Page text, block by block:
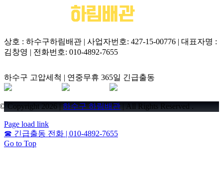
상호 : 하수구하림배관 | 사업자번호: 427-15-00776 | 대표자명 :
김창영 | 전화번호: 010-4892-7655
하수구 고압세척 | 연중무휴 365일 긴급출동
© Copyright 2026 |하수구 하림배관 | All Rights Reserved .
Page load link
☎ 긴급출동 전화 | 010-4892-7655
Go to Top